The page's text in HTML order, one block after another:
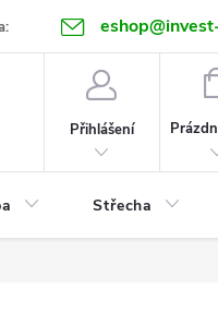
Přihlášení
Střecha